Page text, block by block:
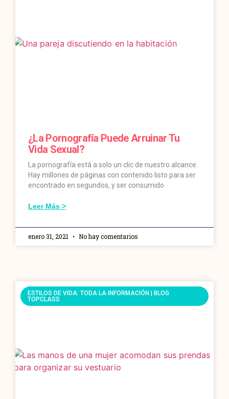
¿La Pornografía Puede Arruinar Tu
Vida Sexual?
La pornografía está a solo un clic de nuestro alcance.
Hay millones de páginas con contenido listo para ser
encontrado en segundos, y ser consumido
Leer Más >
enero 31, 2021 No hay comentarios
ESTILOS DE VIDA: TODA LA INFORMACIÓN | BLOG
TOPCLASS